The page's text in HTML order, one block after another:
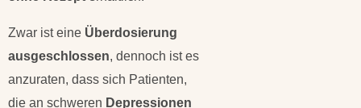
Zwar ist eine Überdosierung
ausgeschlossen, dennoch ist es
anzuraten, dass sich Patienten,
die an schweren Depressionen